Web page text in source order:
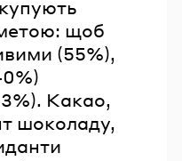
щоб
(55%),
Какао,
шоколаду,